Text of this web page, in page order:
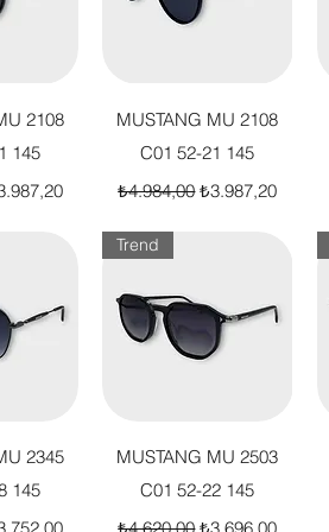
2108
145
Fiyat
Hızlı Bakış
MUSTANG MU 2108
C01 52-21 145
Normal Fiyat
₺4.984,00İndirimli Fiyat
₺3.987,20
2345
145
Fiyat
Hızlı Bakış
Trend
MUSTANG MU 2503
C01 52-22 145
Normal Fiyatİndirimli Fiyat